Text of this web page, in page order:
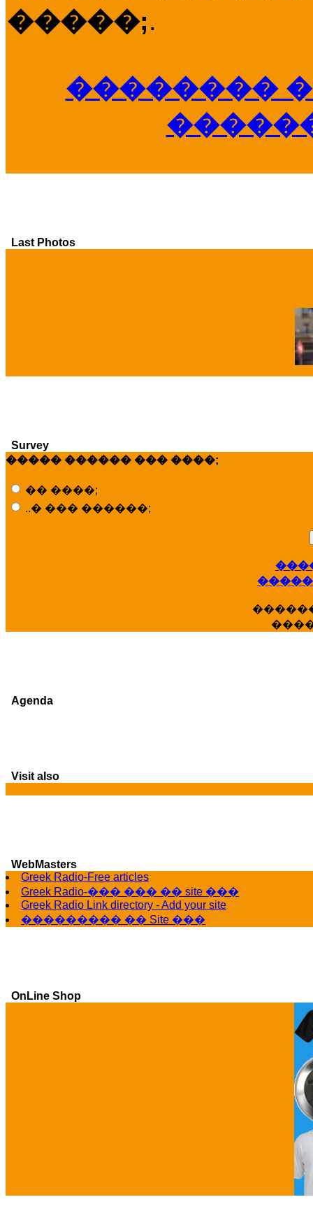
�����;.
��������
Last Photos
Survey
����� ������ ��� ����;
�� ����;
..� ��� ������;
Agenda
Visit also
WebMasters
Greek Radio-Free articles
Greek Radio-��� ��� �� site ���
Greek Radio Link directory - Add your site
��������� �� Site ���
OnLine Shop